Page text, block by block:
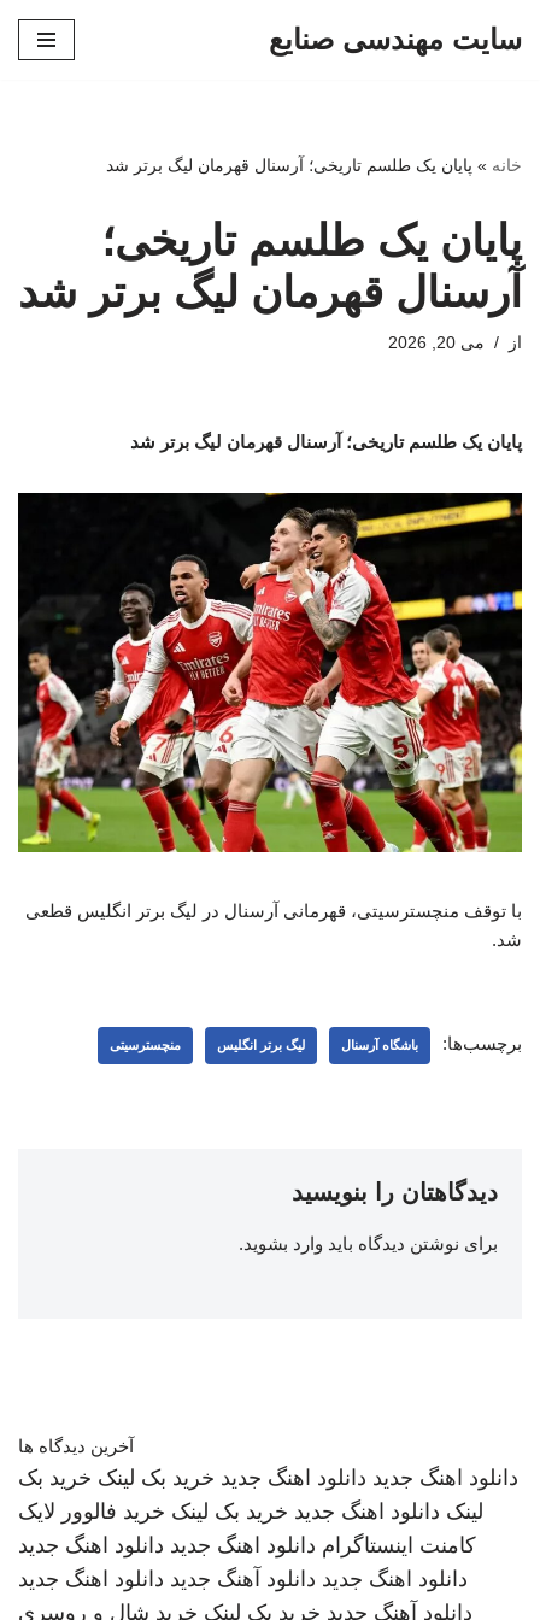
سایت مهندسی صنایع
خانه » پایان یک طلسم تاریخی؛ آرسنال قهرمان لیگ برتر شد
پایان یک طلسم تاریخی؛
آرسنال قهرمان لیگ برتر شد
از می 20, 2026
پایان یک طلسم تاریخی؛ آرسنال قهرمان لیگ برتر شد
با توقف منچسترسیتی، قهرمانی آرسنال در لیگ برتر انگلیس قطعی
شد.
برچسب‌ها: باشگاه آرسنال لیگ برتر انگلیس منچسترسیتی
دیدگاهتان را بنویسید
برای نوشتن دیدگاه باید وارد بشوید.
آخرین دیدگاه ها
دانلود اهنگ جدید دانلود اهنگ جدید خرید بک لینک خرید بک
لینک دانلود اهنگ جدید خرید بک لینک خرید فالوور لایک
کامنت اینستاگرام دانلود اهنگ جدید دانلود اهنگ جدید
دانلود اهنگ جدید دانلود آهنگ جدید دانلود اهنگ جدید
دانلود آهنگ جدید خرید بک لینک خرید شال و روسری